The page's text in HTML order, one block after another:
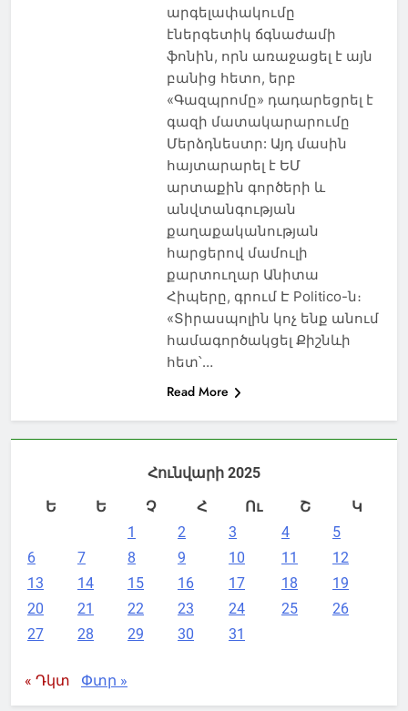
արգելափակումը
էներգետիկ ճգնաժամի
ֆոնին, որն առաջացել է այն
բանից հետո, երբ
«Գազպրոմը» դադարեցրել է
գազի մատակարարումը
Մերձդնեստր: Այդ մասին
հայտարարել է ԵՄ
արտաքին գործերի և
անվտանգության
քաղաքականության
հարցերով մամուլի
քարտուղար Անիտա
Հիպերը, գրում Է Politico-ն։
«Տիրասպոլին կոչ ենք անում
համագործակցել Քիշնևի
հետ՝…
Read More
Հունվարի 2025
Ե
Ե Չ Հ Ու Շ
Կ
1
2 3 4
5
6
7 8 9 10 11
12
13
14 15 16 17 18
19
20
21 22 23 24 25
26
27
28 29 30 31
« Դկտ Փտր »